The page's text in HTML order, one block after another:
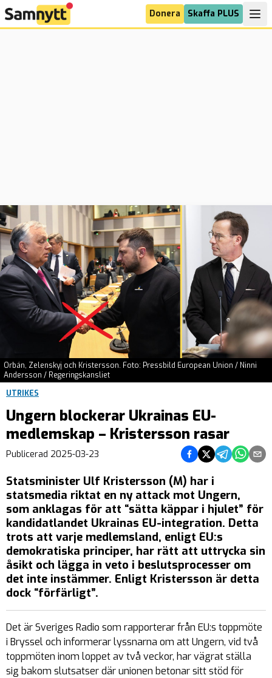
Donera Skaffa PLUS
Orbán, Zelenskyj och Kristersson. Foto: Pressbild European Union / Ninni
Andersson / Regeringskansliet
UTRIKES
Ungern blockerar Ukrainas EU-
medlemskap – Kristersson rasar
Publicerad 2025-03-23 Dela på Facebook
Dela på Twitter
Dela påDela på
Dela
Statsminister Ulf Kristersson (M) har i
statsmedia riktat en ny attack mot Ungern,
som anklagas för att “sätta käppar i hjulet” för
kandidatlandet Ukrainas EU-integration. Detta
trots att varje medlemsland, enligt EU:s
demokratiska principer, har rätt att uttrycka sin
åsikt och lägga in veto i beslutsprocesser om
det inte instämmer. Enligt Kristersson är detta
dock “förfärligt”.
Det är Sveriges Radio som rapporterar från EU:s toppmöte
i Bryssel och informerar lyssnarna om att Ungern, vid två
toppmöten inom loppet av två veckor, har vägrat ställa
sig bakom slutsatser där unionen betonar sitt stöd för